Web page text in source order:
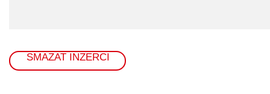
SMAZAT INZERCI